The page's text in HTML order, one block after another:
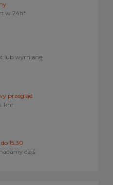
w 24h*
lub wymianę
przegląd
km
do 15.30
dziś